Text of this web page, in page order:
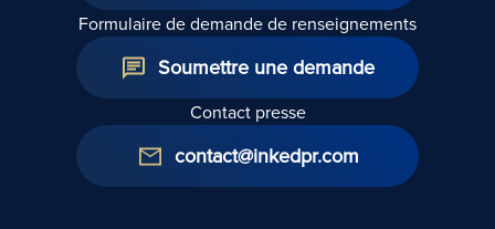
Formulaire de demande de renseignements
Soumettre une demande
Contact presse
contact@inkedpr.com